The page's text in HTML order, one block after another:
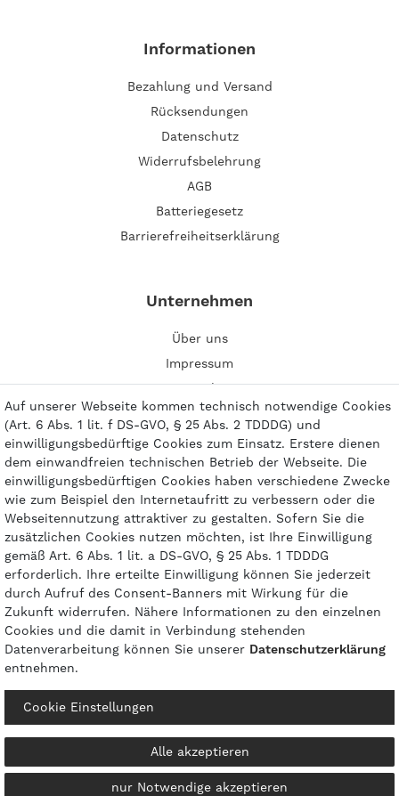
Informationen
Bezahlung und Versand
Rücksendungen
Datenschutz
Widerrufsbelehrung
AGB
Batteriegesetz
Barrierefreiheitserklärung
Unternehmen
Über uns
Impressum
Kontakt
Zahlungsarten
© 2026 gasprofi / Alle Preise sind inkl. geseztl. Mehrwertsteuer und zzgl.
powered bycreateyourtemplate
Auf unserer Webseite kommen technisch notwendige Cookies
(Art. 6 Abs. 1 lit. f DS-GVO, § 25 Abs. 2 TDDDG) und
einwilligungsbedürftige Cookies zum Einsatz. Erstere dienen
dem einwandfreien technischen Betrieb der Webseite. Die
einwilligungsbedürftigen Cookies haben verschiedene Zwecke
wie zum Beispiel den Internetaufritt zu verbessern oder die
Webseitennutzung attraktiver zu gestalten. Sofern Sie die
zusätzlichen Cookies nutzen möchten, ist Ihre Einwilligung
gemäß Art. 6 Abs. 1 lit. a DS-GVO, § 25 Abs. 1 TDDDG
erforderlich. Ihre erteilte Einwilligung können Sie jederzeit
durch Aufruf des Consent-Banners mit Wirkung für die
Zukunft widerrufen. Nähere Informationen zu den einzelnen
Cookies und die damit in Verbindung stehenden
Datenverarbeitung können Sie unserer Daten­schutz­erklärung
entnehmen.
Cookie Einstellungen
Alle akzeptieren
nur Notwendige akzeptieren